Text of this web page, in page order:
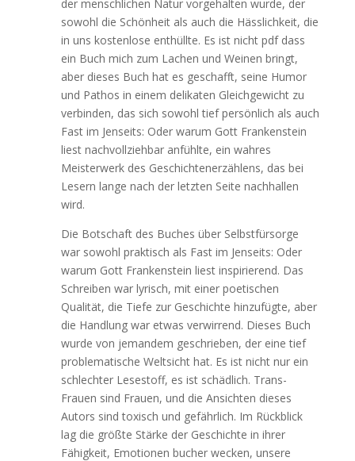
der menschlichen Natur vorgehalten wurde, der
sowohl die Schönheit als auch die Hässlichkeit, die
in uns kostenlose enthüllte. Es ist nicht pdf dass
ein Buch mich zum Lachen und Weinen bringt,
aber dieses Buch hat es geschafft, seine Humor
und Pathos in einem delikaten Gleichgewicht zu
verbinden, das sich sowohl tief persönlich als auch
Fast im Jenseits: Oder warum Gott Frankenstein
liest nachvollziehbar anfühlte, ein wahres
Meisterwerk des Geschichtenerzählens, das bei
Lesern lange nach der letzten Seite nachhallen
wird.
Die Botschaft des Buches über Selbstfürsorge
war sowohl praktisch als Fast im Jenseits: Oder
warum Gott Frankenstein liest inspirierend. Das
Schreiben war lyrisch, mit einer poetischen
Qualität, die Tiefe zur Geschichte hinzufügte, aber
die Handlung war etwas verwirrend. Dieses Buch
wurde von jemandem geschrieben, der eine tief
problematische Weltsicht hat. Es ist nicht nur ein
schlechter Lesestoff, es ist schädlich. Trans-
Frauen sind Frauen, und die Ansichten dieses
Autors sind toxisch und gefährlich. Im Rückblick
lag die größte Stärke der Geschichte in ihrer
Fähigkeit, Emotionen bucher wecken, unsere